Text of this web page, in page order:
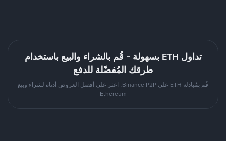
تداول ETH بسهولة - قُم بالشراء والبيع باستخدام
طرقك المُفضّلة للدفع
قُم بمُبادلة ETH على Binance P2P. اعثر على أفضل العروض أدناه لشراء وبيع
Ethereum